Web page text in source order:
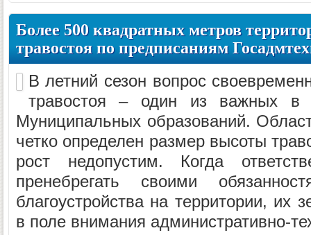
Более 500 квадратных метров
травостоя по предписаниям
В летний сезон вопрос
травостоя – один из важных в
Муниципальных образований.
четко определен размер высоты
рост недопустим. Когда
пренебрегать своими
благоустройства на территории, их
в поле внимания административно-